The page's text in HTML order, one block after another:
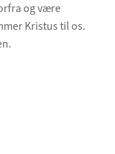
og være
Kristus til os.